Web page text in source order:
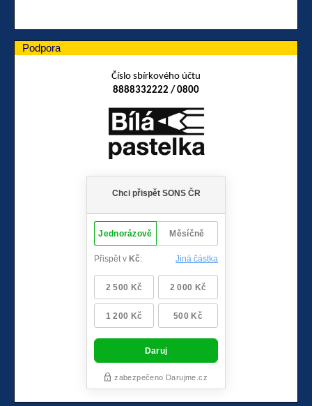
Podpora
Číslo sbírkového účtu
8888332222 / 0800